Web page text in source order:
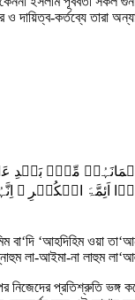
ও দায়িত্ব-কর্তব্যে তারা
مِّنۡۢ بَعۡدِ
اَئِمَّۃَ الۡکُفۡرِ
বা‘দি ‘আহদিহিম ওয়া
লা-আইমা-না লাহুম
নিজেদের প্রতিশ্রুতি ভঙ্গ